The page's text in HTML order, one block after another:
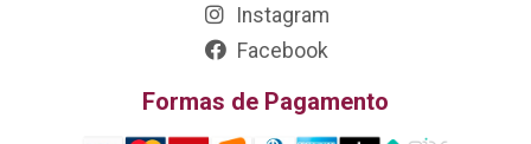
Instagram
Facebook
Formas de Pagamento